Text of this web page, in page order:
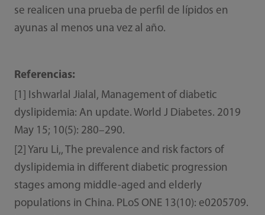
se realicen una prueba de perfil de lípidos en
ayunas al menos una vez al año.
Referencias:
[1] Ishwarlal Jialal, Management of diabetic
dyslipidemia: An update. World J Diabetes. 2019
May 15; 10(5): 280–290.
[2] Yaru Li,, The prevalence and risk factors of
dyslipidemia in different diabetic progression
stages among middle-aged and elderly
populations in China. PLoS ONE 13(10): e0205709.